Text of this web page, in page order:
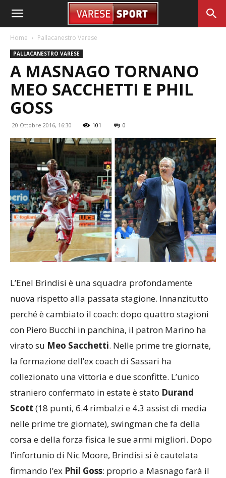
Home Pallacanestro Varese
PALLACANESTRO VARESE
A MASNAGO TORNANO
MEO SACCHETTI E PHIL
GOSS
20 Ottobre 2016, 16:30 101 0
L’Enel Brindisi è una squadra profondamente
nuova rispetto alla passata stagione. Innanzitutto
perché è cambiato il coach: dopo quattro stagioni
con Piero Bucchi in panchina, il patron Marino ha
virato su Meo Sacchetti. Nelle prime tre giornate,
la formazione dell’ex coach di Sassari ha
collezionato una vittoria e due sconfitte. L’unico
straniero confermato in estate è stato Durand
Scott (18 punti, 6.4 rimbalzi e 4.3 assist di media
nelle prime tre giornate), swingman che fa della
corsa e della forza fisica le sue armi migliori. Dopo
l’infortunio di Nic Moore, Brindisi si è cautelata
firmando l’ex Phil Goss: proprio a Masnago farà il